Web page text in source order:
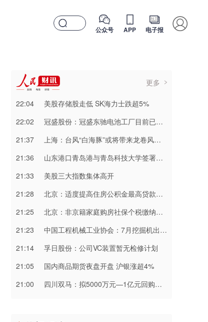
公众号 APP 电子报
更多
22:04
美股存储股走低 SK海力士跌超5%
22:02
冠盛股份：冠盛东驰电池工厂目前已进入全面联机调试工作
21:37
上海：台风“白海豚”或将带来龙卷风等极端影响
21:36
山东港口青岛港与青岛科技大学签署战略合作协议
21:33
​美股三大指数集体高开
21:28
北京：适度提高住房公积金最高贷款额度
21:25
北京：非京籍家庭购房社保个税缴纳年限下调为一年
21:23
中国工程机械工业协会：7月挖掘机出口11913台 同比增长21.2%
21:14
孚日股份：公司VC装置暂无检修计划
21:05
国内商品期货夜盘开盘 沪银涨超4%
21:00
四川双马：拟5000万元—1亿元回购股份